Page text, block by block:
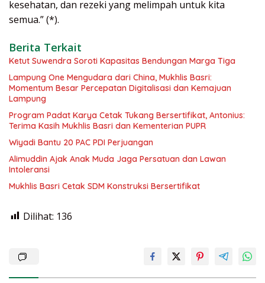
kesehatan, dan rezeki yang melimpah untuk kita
semua.” (*).
Berita Terkait
Ketut Suwendra Soroti Kapasitas Bendungan Marga Tiga
Lampung One Mengudara dari China, Mukhlis Basri:
Momentum Besar Percepatan Digitalisasi dan Kemajuan
Lampung
Program Padat Karya Cetak Tukang Bersertifikat, Antonius:
Terima Kasih Mukhlis Basri dan Kementerian PUPR
Wiyadi Bantu 20 PAC PDI Perjuangan
Alimuddin Ajak Anak Muda Jaga Persatuan dan Lawan
Intoleransi
Mukhlis Basri Cetak SDM Konstruksi Bersertifikat
Dilihat: 136